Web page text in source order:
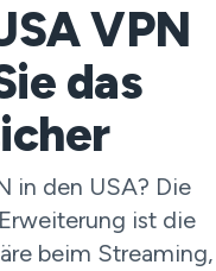
VPN
das
in den USA? Die
ist die
beim Streaming,